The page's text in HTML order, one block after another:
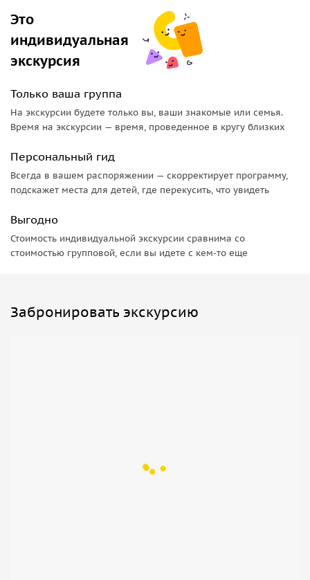
Это
индивидуальная
экскурсия
Только ваша группа
На экскурсии будете только вы, ваши знакомые или семья.
Время на экскурсии — время, проведенное в кругу близких
Персональный гид
Всегда в вашем распоряжении — скорректирует программу,
подскажет места для детей, где перекусить, что увидеть
Выгодно
Стоимость индивидуальной экскурсии сравнима со
стоимостью групповой, если вы идете с кем-то еще
Забронировать экскурсию